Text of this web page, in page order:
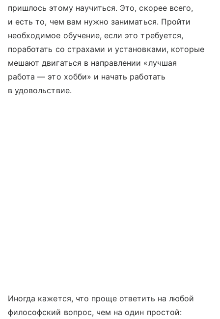
пришлось этому научиться. Это, скорее всего,
и есть то, чем вам нужно заниматься. Пройти
необходимое обучение, если это требуется,
поработать со страхами и установками, которые
мешают двигаться в направлении «лучшая
работа — это хобби» и начать работать
в удовольствие.
Иногда кажется, что проще ответить на любой
философский вопрос, чем на один простой: